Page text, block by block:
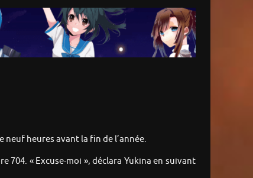
heures avant la fin de l’année.
704. « Excuse-moi », déclara Yukina en suivant